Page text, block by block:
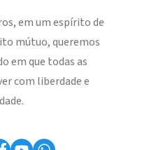
em um espírito de
mútuo, queremos
em que todas as
com liberdade e